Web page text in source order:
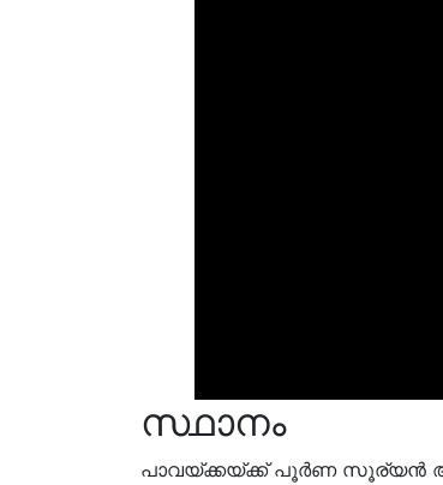
സ്ഥാനം
പാവയ്ക്കയ്ക്ക് പൂർണ സൂര്യൻ